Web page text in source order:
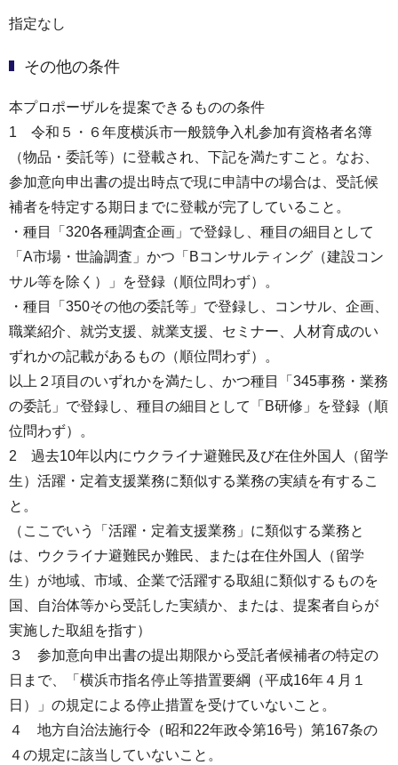
指定なし
その他の条件
本プロポーザルを提案できるものの条件
1 令和５・６年度横浜市一般競争入札参加有資格者名簿
（物品・委託等）に登載され、下記を満たすこと。なお、
参加意向申出書の提出時点で現に申請中の場合は、受託候
補者を特定する期日までに登載が完了していること。
・種目「320各種調査企画」で登録し、種目の細目として
「A市場・世論調査」かつ「Bコンサルティング（建設コン
サル等を除く）」を登録（順位問わず）。
・種目「350その他の委託等」で登録し、コンサル、企画、
職業紹介、就労支援、就業支援、セミナー、人材育成のい
ずれかの記載があるもの（順位問わず）。
以上２項目のいずれかを満たし、かつ種目「345事務・業務
の委託」で登録し、種目の細目として「B研修」を登録（順
位問わず）。
2 過去10年以内にウクライナ避難民及び在住外国人（留学
生）活躍・定着支援業務に類似する業務の実績を有するこ
と。
（ここでいう「活躍・定着支援業務」に類似する業務と
は、ウクライナ避難民か難民、または在住外国人（留学
生）が地域、市域、企業で活躍する取組に類似するものを
国、自治体等から受託した実績か、または、提案者自らが
実施した取組を指す）
３ 参加意向申出書の提出期限から受託者候補者の特定の
日まで、「横浜市指名停止等措置要綱（平成16年４月１
日）」の規定による停止措置を受けていないこと。
４ 地方自治法施行令（昭和22年政令第16号）第167条の
４の規定に該当していないこと。